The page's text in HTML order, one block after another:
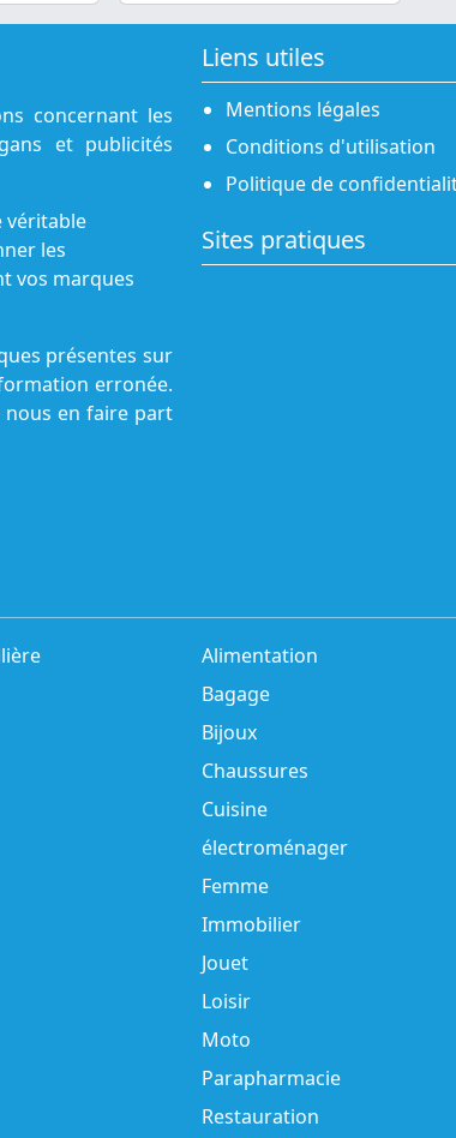
concernant les
et publicités
véritable
les
vos marques
présentes sur
erronée.
nous en faire part
Liens utiles
Mentions légales
Conditions d'utilisation
Politique de
Sites pratiques
Alimentation
Bagage
Bijoux
Chaussures
Cuisine
électroménager
Femme
Immobilier
Jouet
Loisir
Moto
Parapharmacie
Restauration